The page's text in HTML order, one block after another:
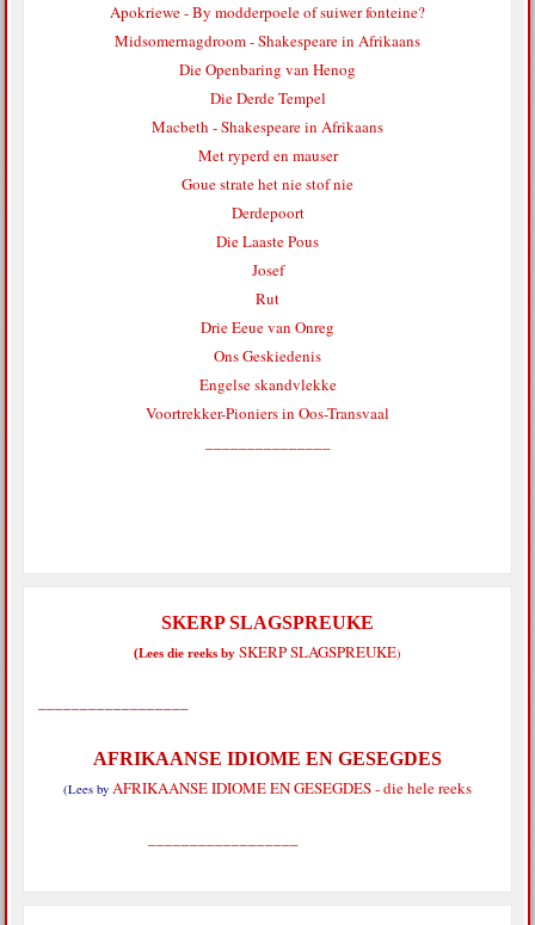
Apokriewe - By modderpoele of suiwer fonteine?
Midsomernagdroom - Shakespeare in Afrikaans
Die Openbaring van Henog
Die Derde Tempel
Macbeth - Shakespeare in Afrikaans
Met ryperd en mauser
Goue strate het nie stof nie
Derdepoort
Die Laaste Pous
Josef
Rut
Drie Eeue van Onreg
Ons Geskiedenis
Engelse skandvlekke
Voortrekker-Pioniers in Oos-Transvaal
SKERP SLAGSPREUKE
(Lees die reeks by SKERP SLAGSPREUKE)
AFRIKAANSE IDIOME EN GESEGDES
(Lees by AFRIKAANSE IDIOME EN GESEGDES - die hele reeks